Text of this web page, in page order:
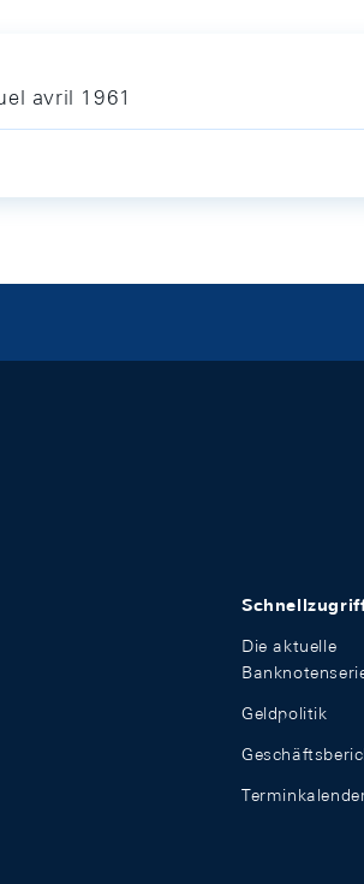
avril 1961
Die aktuelle
Geldpolitik